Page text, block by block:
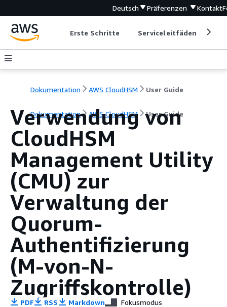
Deutsch Präferenzen Kontakt
Erste Schritte Serviceleitfäden
Dokumentation AWS CloudHSM User Guide
Dokumentation AWS CloudHSM User Guide
Verwendung von
CloudHSM
Management Utility
(CMU) zur
Verwaltung der
Quorum-
Authentifizierung
(M-von-N-
Zugriffskontrolle)
PDF RSS Markdown Fokusmodus